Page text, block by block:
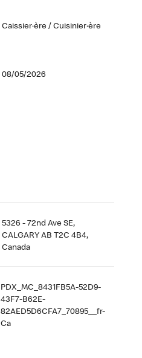
Caissier·ère / Cuisinier·ère
08/05/2026
5326 - 72nd Ave SE,
CALGARY AB T2C 4B4,
Canada
PDX_MC_8431FB5A-52D9-
43F7-B62E-
82AED5D6CFA7_70895__fr-
Ca